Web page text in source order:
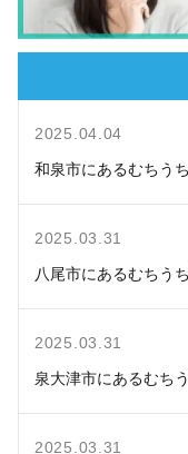
2025.04.04
和泉市にあるむちう
2025.03.31
八尾市にあるむちう
2025.03.31
泉大津市にあるむち
2025.03.31